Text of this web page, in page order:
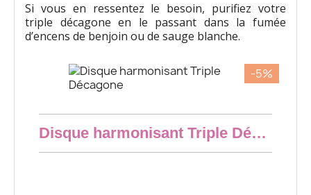
Si vous en ressentez le besoin, purifiez votre
triple décagone en le passant dans la fumée
d’encens de benjoin ou de sauge blanche.
-5%
Disque harmonisant Triple Décagone